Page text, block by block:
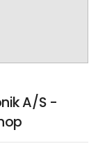
A/S -